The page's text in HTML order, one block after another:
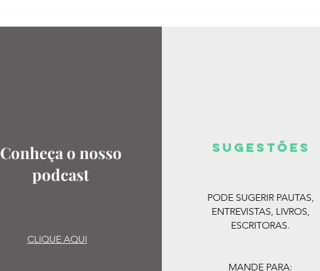
Conheça o nosso
podcast
CLIQUE AQUI
SUGESTões
PODE SUGERIR PAUTAS,
ENTREVISTAS, LIVROS,
ESCRITORAS.
MANDE PARA: